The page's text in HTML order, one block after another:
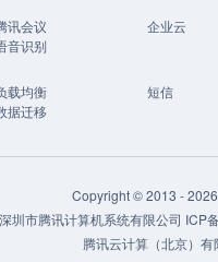
讯会议 企业云
音识别
载均衡 短信
据迁移
Copyright © 2013 -2026
深圳市腾讯计算机系统有限公司 ICP
腾讯云计算（北京）有